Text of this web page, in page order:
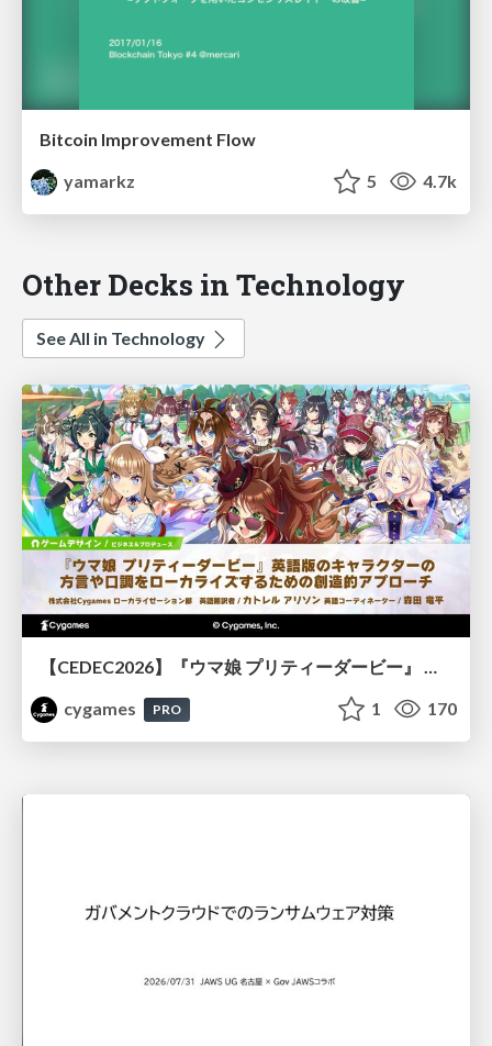
Bitcoin Improvement Flow
yamarkz
5 4.7k
Other Decks in Technology
See All in Technology
cygames
PRO 1 170